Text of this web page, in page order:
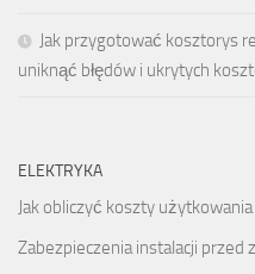
Jak przygotować kosztorys
uniknąć błędów i ukrytych
ELEKTRYKA
Jak obliczyć koszty
Zabezpieczenia instalacji przed